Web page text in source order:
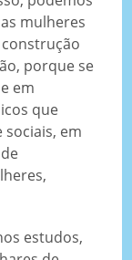
mulheres
porque se
em
que
sociais, em
estudos,